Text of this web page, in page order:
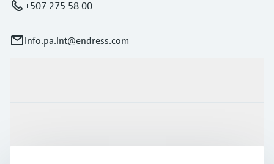
+507 275 58 00
info.pa.int@endress.com